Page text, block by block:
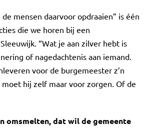
mensen daarvoor opdraaien” is één
die we horen bij een
“Wat je aan zilver hebt is
of nagedachtenis aan iemand.
voor de burgemeester z’n
hij zelf maar voor zorgen. Of de
omsmelten, dat wil de gemeente